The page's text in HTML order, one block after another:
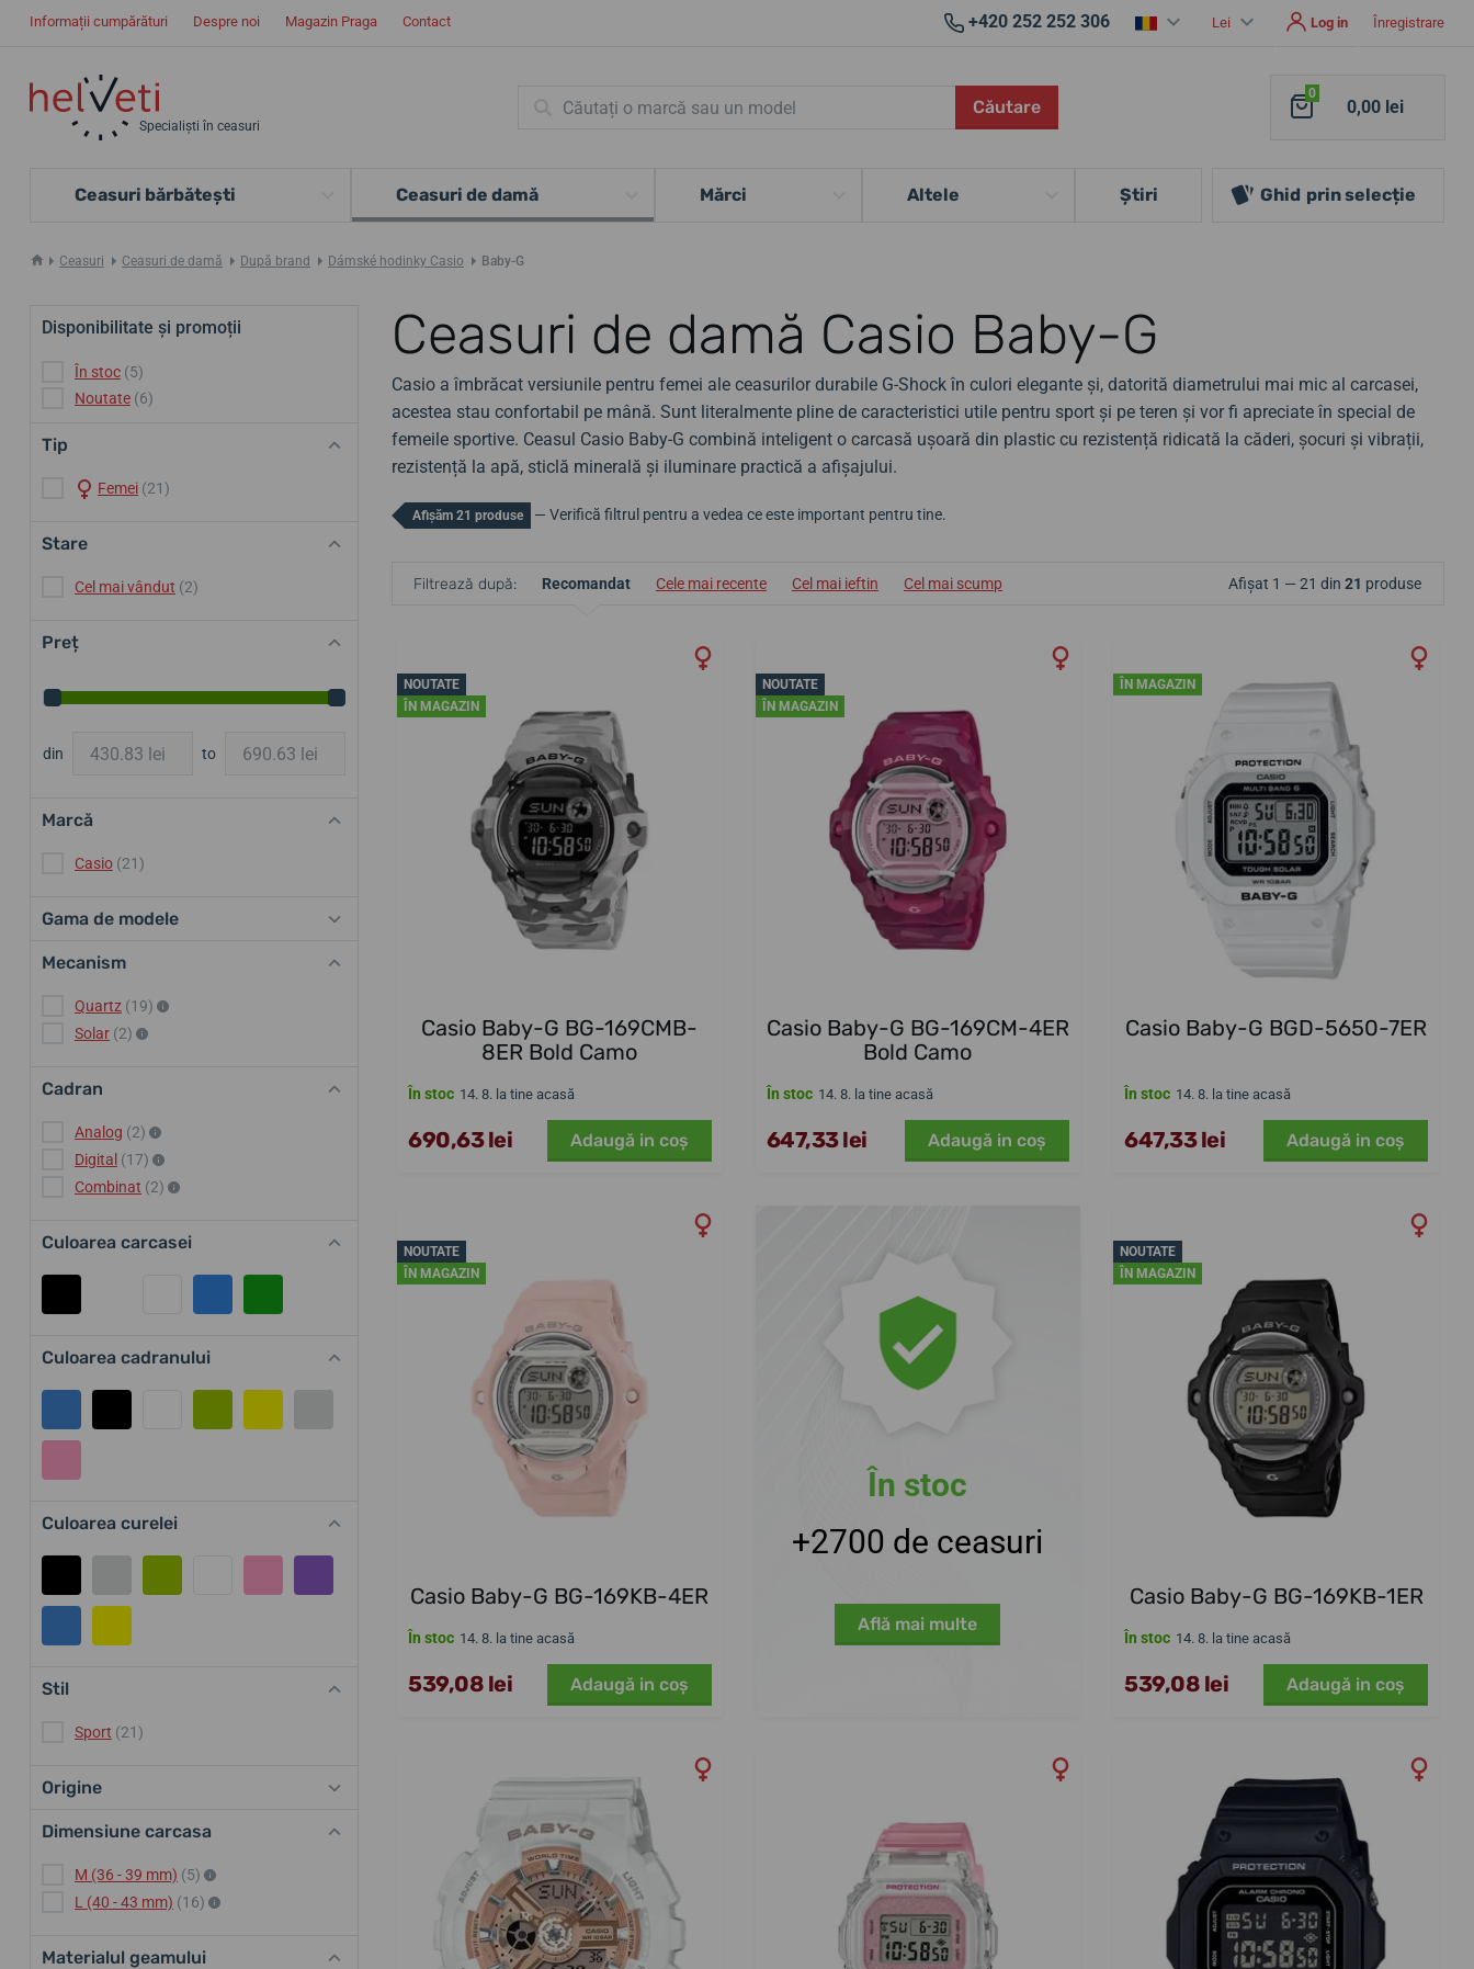
Informații cumpărături Despre noi Magazin Praga Contact +420 252 252 306 Lei Log in Înregistrare
Specialiști în ceasuri
Căutare
0
0,00 lei
Ceasuri bărbătești Ceasuri de damă Mărci Altele Ştiri Ghid prin selecție
Ceasuri Ceasuri de damă După brand Dámské hodinky Casio Baby-G
Ceasuri de damă Casio Baby-G
Casio a îmbrăcat versiunile pentru femei ale ceasurilor durabile G-Shock în culori elegante și, datorită diametrului mai mic al carcasei,
acestea stau confortabil pe mână. Sunt literalmente pline de caracteristici utile pentru sport și pe teren și vor fi apreciate în special de
femeile sportive. Ceasul Casio Baby-G combină inteligent o carcasă ușoară din plastic cu rezistență ridicată la căderi, șocuri și vibrații,
rezistență la apă, sticlă minerală și iluminare practică a afișajului.
Disponibilitate și promoții
În stoc (5)
Noutate (6)
Tip
Femei (21)
Stare
Cel mai vândut (2)
Preț
din to
Marcă
Casio (21)
Gama de modele
Mecanism
Quartz (19)
Solar (2)
Cadran
Analog (2)
Digital (17)
Combinat (2)
Culoarea carcasei
Culoarea cadranului
Culoarea curelei
Stil
Sport (21)
Origine
Dimensiune carcasa
M (36 - 39 mm) (5)
L (40 - 43 mm) (16)
Materialul geamului
Afișăm 21 produse — Verifică filtrul pentru a vedea ce este important pentru tine.
Filtrează după: Recomandat Cele mai recente Cel mai ieftin Cel mai scump Afișat 1 — 21 din 21 produse
NOUTATE
ÎN MAGAZIN
Casio Baby-G BG-169CMB-
8ER Bold Camo
În stoc 14. 8. la tine acasă
690,63 lei Adaugă in coş
NOUTATE
ÎN MAGAZIN
Casio Baby-G BG-169CM-4ER
Bold Camo
În stoc 14. 8. la tine acasă
647,33 lei Adaugă in coş
ÎN MAGAZIN
Casio Baby-G BGD-5650-7ER
În stoc 14. 8. la tine acasă
647,33 lei Adaugă in coş
NOUTATE
ÎN MAGAZIN
Casio Baby-G BG-169KB-4ER
În stoc 14. 8. la tine acasă
539,08 lei Adaugă in coş
În stoc
+2700 de ceasuri
Află mai multe
NOUTATE
ÎN MAGAZIN
Casio Baby-G BG-169KB-1ER
În stoc 14. 8. la tine acasă
539,08 lei Adaugă in coş